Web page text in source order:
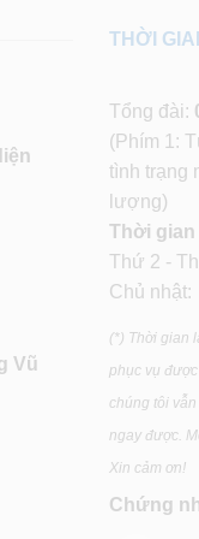
Vũ
THỜI
Tổng đài:
(Phím 1:
tình trạng
lượng)
Thời gian
Thứ 2 -
Chủ
(*) Thời gian
phục vụ
chúng tôi
ngay được.
Xin cảm ơn!
Chứng